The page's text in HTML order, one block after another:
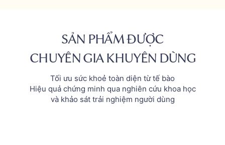
SẢN PHẨM ĐƯỢC
CHUYÊN GIA KHUYÊN DÙNG
Tối ưu sức khoẻ toàn diện từ tế bào
Hiệu quả chứng minh qua nghiên cứu khoa học
và khảo sát trải nghiệm người dùng